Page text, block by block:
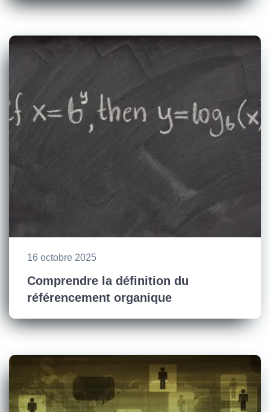
16 octobre 2025
Comprendre la définition du
référencement organique